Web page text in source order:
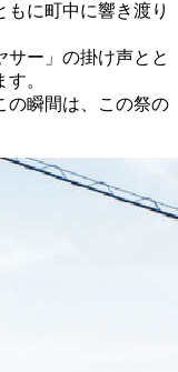
に町中に響き渡り
サー」の掛け声とと
。
の瞬間は、この祭の